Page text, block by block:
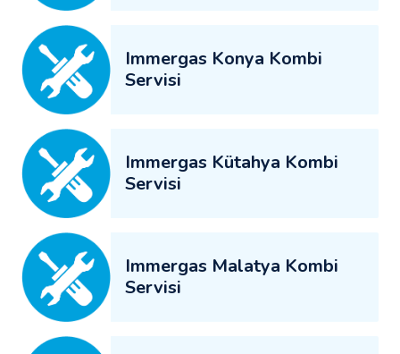
Immergas Konya Kombi
Servisi
Immergas Kütahya Kombi
Servisi
Immergas Malatya Kombi
Servisi